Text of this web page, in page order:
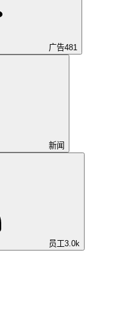
广告481
新闻
员工3.0k